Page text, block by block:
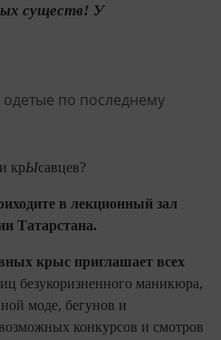
существ! У
крЫсавцев?
в лекционный зал
Татарстана.
крыс приглашает всех
безукоризненного маникюра,
моде, бегунов и
конкурсов и смотров